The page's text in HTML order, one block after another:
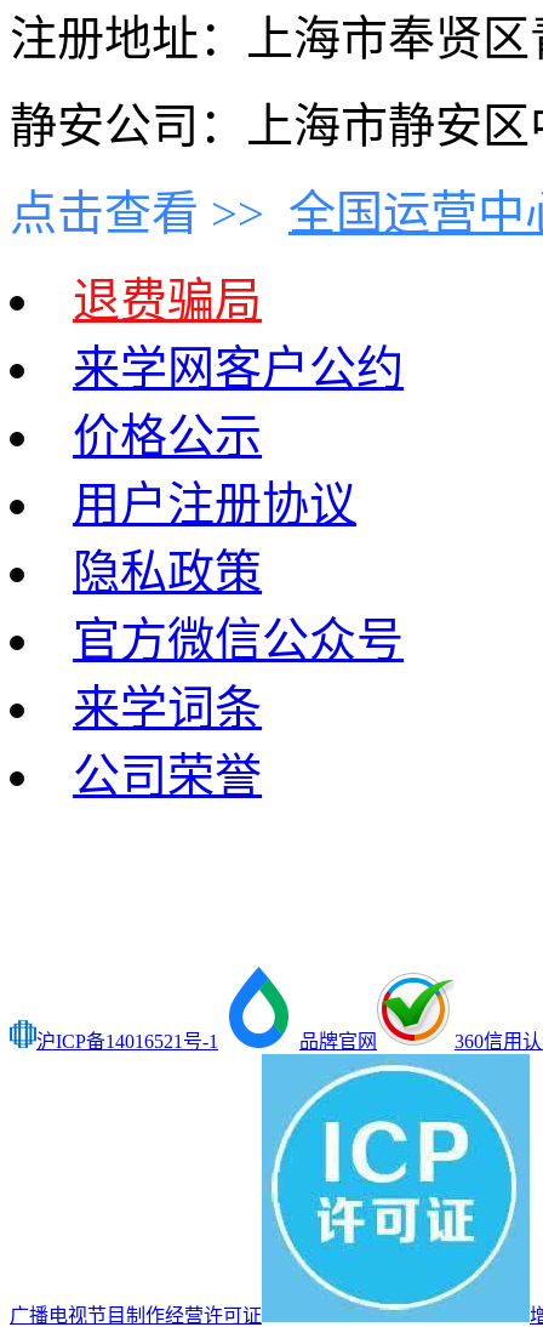
注册地址：上海市奉贤
静安公司：上海市静安
点击查看 >> 全国运营中
退费骗局
来学网客户公约
价格公示
用户注册协议
隐私政策
官方微信公众号
来学词条
公司荣誉
沪ICP备14016521号-1 品牌官网 360信用
广播电视节目制作经营许可证